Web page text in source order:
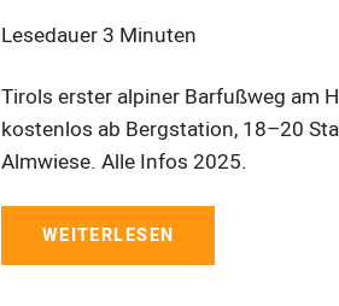
Lesedauer 3 Minuten
Tirols erster alpiner Barfußweg am
kostenlos ab Bergstation, 18–20
Almwiese. Alle Infos 2025.
WEITERLESEN